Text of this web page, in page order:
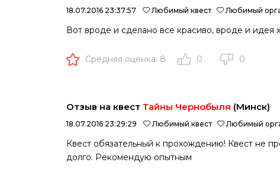
18.07.2016 23:37:57 Любимый квест Любимый
Вот вроде и сделано все красиво, вроде и идея
Средняя оценка: 8 0 0
Отзыв на квест Тайны Чернобыля (Минск)
18.07.2016 23:29:29 Любимый квест Любимый
Квест обязательный к прохождению! Квест не
долго. Рекомендую опытным